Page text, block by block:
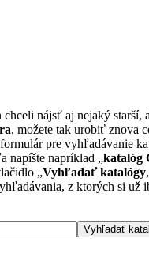
chceli nájsť aj nejaký starší,
, možete tak urobiť znova
pre vyhľadávanie
napíšte napríklad „katalóg
„Vyhľadať katalógy
z ktorých si už